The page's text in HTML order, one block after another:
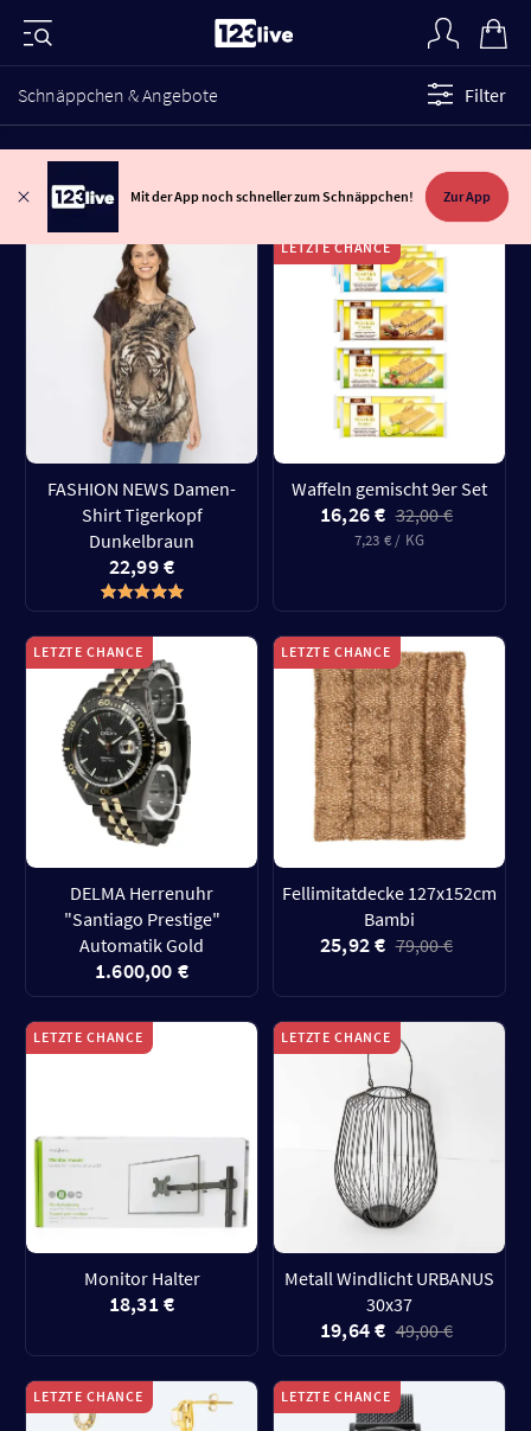
Schnäppchen & Angebote Filter
Mit der App noch schneller zum Schnäppchen! Zur App
FASHION NEWS Damen-
Shirt Tigerkopf
Dunkelbraun
22,99 €
LETZTE CHANCE
Waffeln gemischt 9er Set
16,26 € 32,00 €
7,23 € / KG
LETZTE CHANCE
DELMA Herrenuhr
"Santiago Prestige"
Automatik Gold
1.600,00 €
LETZTE CHANCE
Fellimitatdecke 127x152cm
Bambi
25,92 € 79,00 €
LETZTE CHANCE
Monitor Halter
18,31 €
LETZTE CHANCE
Metall Windlicht URBANUS
30x37
19,64 € 49,00 €
LETZTE CHANCE LETZTE CHANCE